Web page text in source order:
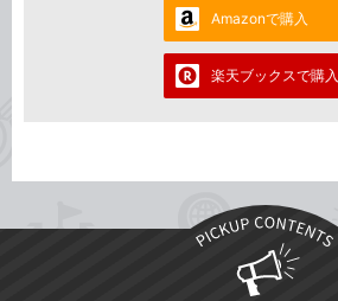
Amazonで購入
楽天ブックスで購入